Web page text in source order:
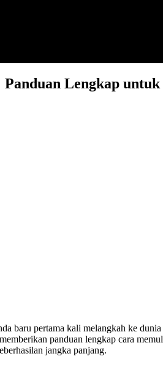
Lengkap untuk
baru pertama kali melangkah ke
panduan lengkap cara
jangka panjang.